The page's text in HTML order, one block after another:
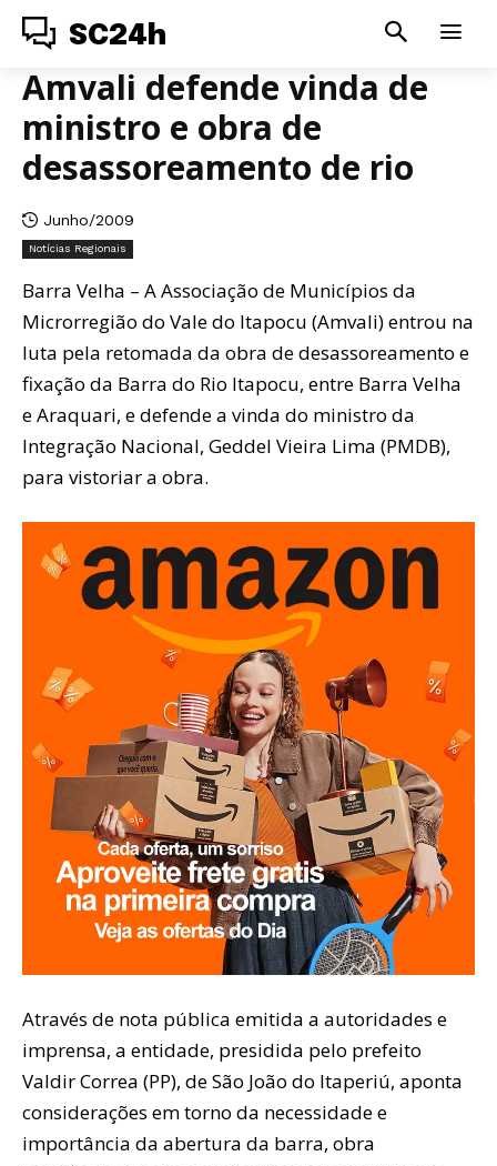
SC24h
Amvali defende vinda de
ministro e obra de
desassoreamento de rio
Junho/2009
Notícias Regionais
Barra Velha – A Associação de Municípios da
Microrregião do Vale do Itapocu (Amvali) entrou na
luta pela retomada da obra de desassoreamento e
fixação da Barra do Rio Itapocu, entre Barra Velha
e Araquari, e defende a vinda do ministro da
Integração Nacional, Geddel Vieira Lima (PMDB),
para vistoriar a obra.
Através de nota pública emitida a autoridades e
imprensa, a entidade, presidida pelo prefeito
Valdir Correa (PP), de São João do Itaperiú, aponta
considerações em torno da necessidade e
importância da abertura da barra, obra